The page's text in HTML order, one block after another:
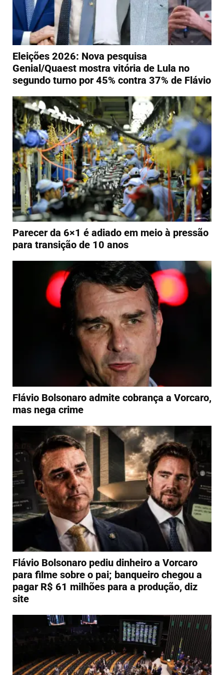
Eleições 2026: Nova pesquisa
Genial/Quaest mostra vitória de Lula no
segundo turno por 45% contra 37% de Flávio
Parecer da 6×1 é adiado em meio à pressão
para transição de 10 anos
Flávio Bolsonaro admite cobrança a Vorcaro,
mas nega crime
Flávio Bolsonaro pediu dinheiro a Vorcaro
para filme sobre o pai; banqueiro chegou a
pagar R$ 61 milhões para a produção, diz
site